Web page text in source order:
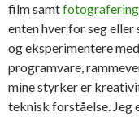
film samtfotografering
enten hver for seg
og eksperimentere
programvare,
mine styrker er
teknisk forståelse. Jeg